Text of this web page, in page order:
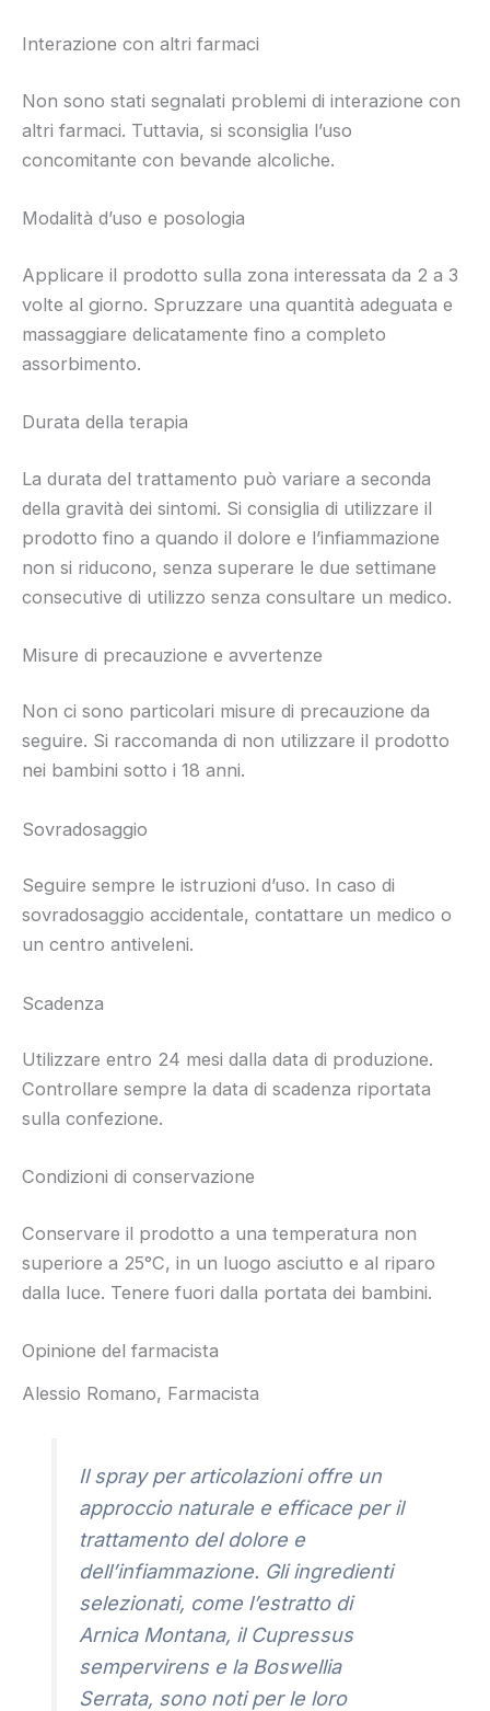
Interazione con altri farmaci
Non sono stati segnalati problemi di interazione con
altri farmaci. Tuttavia, si sconsiglia l’uso
concomitante con bevande alcoliche.
Modalità d’uso e posologia
Applicare il prodotto sulla zona interessata da 2 a 3
volte al giorno. Spruzzare una quantità adeguata e
massaggiare delicatamente fino a completo
assorbimento.
Durata della terapia
La durata del trattamento può variare a seconda
della gravità dei sintomi. Si consiglia di utilizzare il
prodotto fino a quando il dolore e l’infiammazione
non si riducono, senza superare le due settimane
consecutive di utilizzo senza consultare un medico.
Misure di precauzione e avvertenze
Non ci sono particolari misure di precauzione da
seguire. Si raccomanda di non utilizzare il prodotto
nei bambini sotto i 18 anni.
Sovradosaggio
Seguire sempre le istruzioni d’uso. In caso di
sovradosaggio accidentale, contattare un medico o
un centro antiveleni.
Scadenza
Utilizzare entro 24 mesi dalla data di produzione.
Controllare sempre la data di scadenza riportata
sulla confezione.
Condizioni di conservazione
Conservare il prodotto a una temperatura non
superiore a 25°C, in un luogo asciutto e al riparo
dalla luce. Tenere fuori dalla portata dei bambini.
Opinione del farmacista
Alessio Romano, Farmacista
Il spray per articolazioni offre un
approccio naturale e efficace per il
trattamento del dolore e
dell’infiammazione. Gli ingredienti
selezionati, come l’estratto di
Arnica Montana, il Cupressus
sempervirens e la Boswellia
Serrata, sono noti per le loro